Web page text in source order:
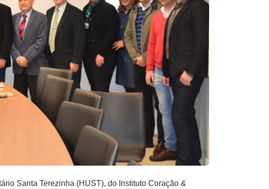
Santa Terezinha (HUST), do Instituto Coração &